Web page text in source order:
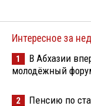
Интересное за
1
В Абхазии
молодёжный
2
Пенсию по